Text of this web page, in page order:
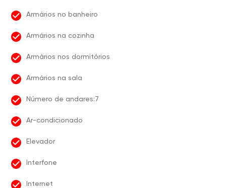
Armários no banheiro
Armários na cozinha
Armários nos dormitórios
Armários na sala
Número de andares:7
Ar-condicionado
Elevador
Interfone
Internet